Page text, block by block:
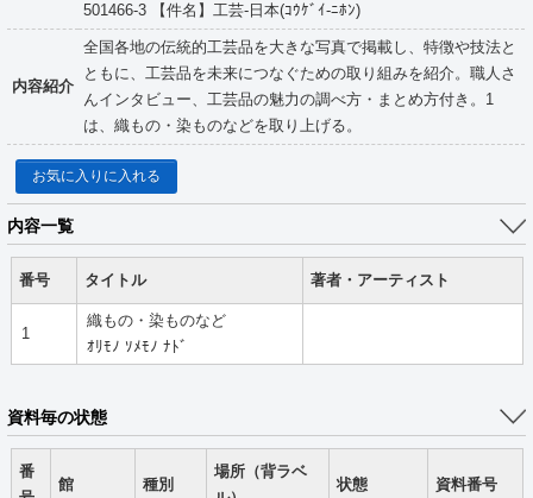
501466-3 【件名】工芸-日本(ｺｳｹﾞｲ-ﾆﾎﾝ)
内容紹介
全国各地の伝統的工芸品を大きな写真で掲載し、特徴や技法と
ともに、工芸品を未来につなぐための取り組みを紹介。職人さ
んインタビュー、工芸品の魅力の調べ方・まとめ方付き。1
は、織もの・染ものなどを取り上げる。
お気に入りに入れる
内容一覧
番号 タイトル 著者・アーティスト
1
織もの・染ものなど
ｵﾘﾓﾉ ｿﾒﾓﾉ ﾅﾄﾞ
資料毎の状態
番
館 種別
場所（背ラベ
状態 資料番号